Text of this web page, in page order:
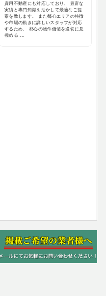
資用不動産にも対応しており、 豊富な
実績と専門知識を活かして最適なご提
案を致します。 また都心エリアの特徴
や市場の動きに詳しいスタッフが対応
するため、 都心の物件価値を適切に見
極める ...